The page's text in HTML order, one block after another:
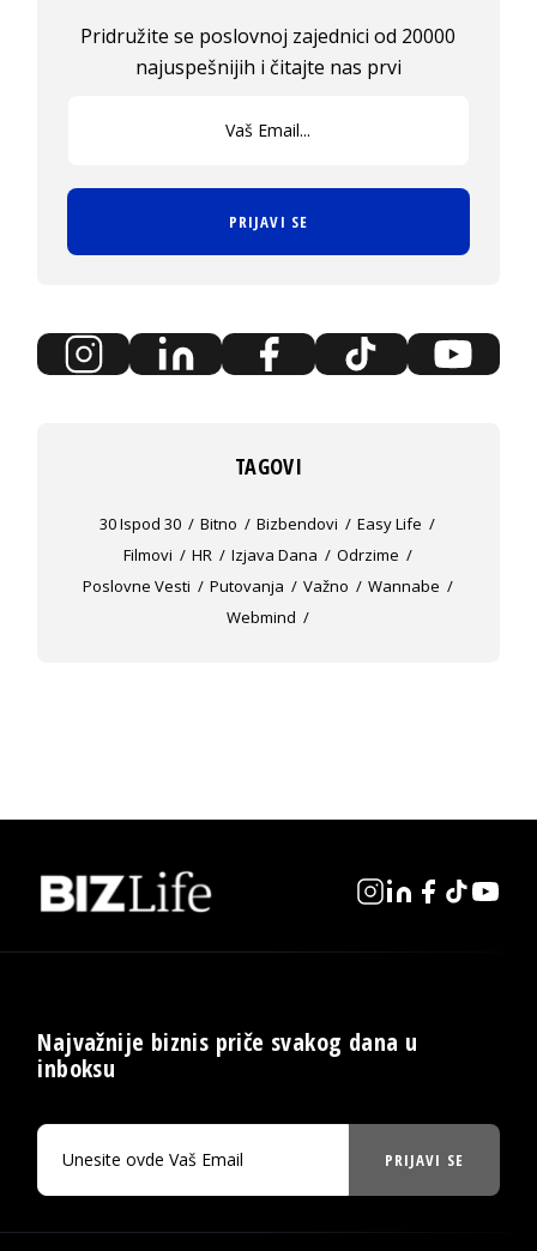
Pridružite se poslovnoj zajednici od 20000
najuspešnijih i čitajte nas prvi
PRIJAVI SE
TAGOVI
30 Ispod 30 Bitno Bizbendovi
Easy Life
Filmovi
HR Izjava Dana
Odrzime
Poslovne Vesti
Putovanja Važno
Wannabe
Webmind
Najvažnije biznis priče svakog dana u
inboksu
PRIJAVI SE